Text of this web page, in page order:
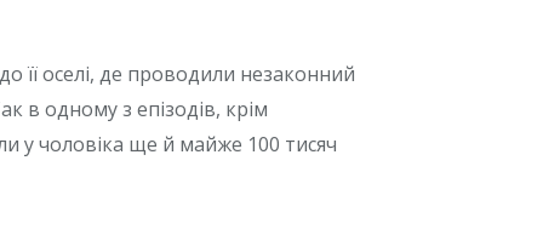
її оселі, де проводили незаконний
в одному з епізодів, крім
у чоловіка ще й майже 100 тисяч